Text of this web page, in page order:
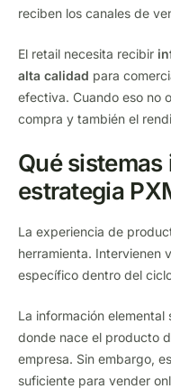
reciben los canales de
El retail necesita recibir
alta calidad para
efectiva. Cuando eso no
compra y también el
Qué
estrategia
La experiencia de
herramienta. Intervienen
específico dentro del
La información elemental
donde nace el producto
empresa. Sin embargo,
suficiente para vender